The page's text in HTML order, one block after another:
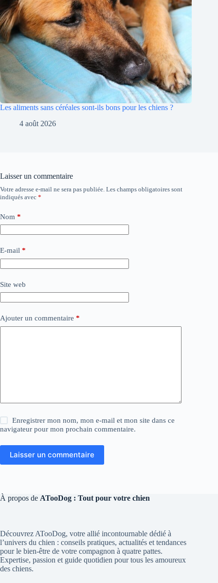
Les aliments sans céréales sont-ils bons pour les chiens ?
4 août 2026
Laisser un commentaire
Votre adresse e-mail ne sera pas publiée. Les champs obligatoires sont
indiqués avec *
Nom *
E-mail *
Site web
Ajouter un commentaire *
Enregistrer mon nom, mon e-mail et mon site dans ce
navigateur pour mon prochain commentaire.
Laisser un commentaire
À propos de ATooDog : Tout pour votre chien
Découvrez ATooDog, votre allié incontournable dédié à
l’univers du chien : conseils pratiques, actualités et tendances
pour le bien-être de votre compagnon à quatre pattes.
Expertise, passion et guide quotidien pour tous les amoureux
des chiens.